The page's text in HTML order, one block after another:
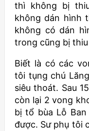
thì không bị
không dán hình
không có dán
trong cũng bị
Biết là có các
tôi tụng chú
siêu thoát. Sau
còn lại 2 vong
bị tổ bùa Lỗ
được. Sư phụ tôi